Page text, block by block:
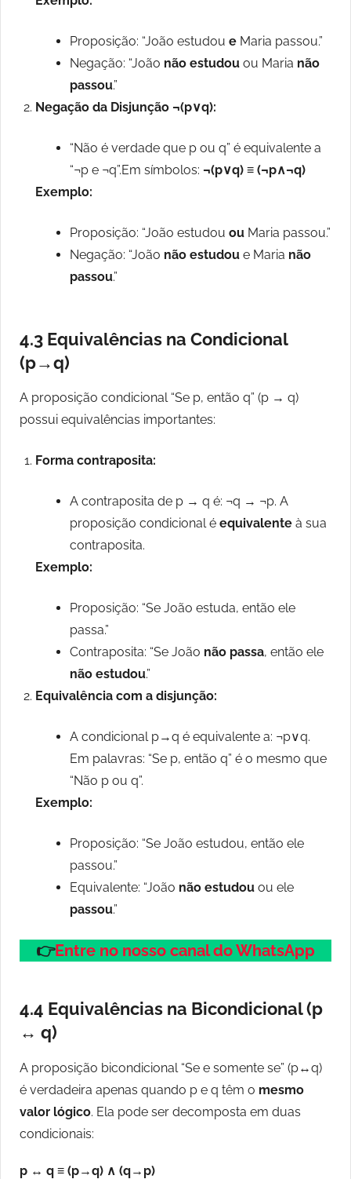
Proposição: “João estudou e Maria passou.”
Negação: “João não estudou ou Maria não
passou.”
Negação da Disjunção ¬(p∨q):
“Não é verdade que p ou q” é equivalente a
“¬p e ¬q”.Em símbolos: ¬(p∨q) ≡ (¬p∧¬q)
Exemplo:
Proposição: “João estudou ou Maria passou.”
Negação: “João não estudou e Maria não
passou.”
4.3 Equivalências na Condicional
(p→q)
A proposição condicional “Se p, então q” (p → q)
possui equivalências importantes:
Forma contraposita:
A contraposita de p → q é: ¬q → ¬p. A
proposição condicional é equivalente à sua
contraposita.
Exemplo:
Proposição: “Se João estuda, então ele
passa.”
Contraposita: “Se João não passa, então ele
não estudou.”
Equivalência com a disjunção:
A condicional p→q é equivalente a: ¬p∨q.
Em palavras: “Se p, então q” é o mesmo que
“Não p ou q”.
Exemplo:
Proposição: “Se João estudou, então ele
passou.”
Equivalente: “João não estudou ou ele
passou.”
👉Entre no nosso canal do WhatsApp
4.4 Equivalências na Bicondicional (p
↔ q)
A proposição bicondicional “Se e somente se” (p↔q)
é verdadeira apenas quando p e q têm o mesmo
valor lógico. Ela pode ser decomposta em duas
condicionais:
p ↔ q ≡ (p→q) ∧ (q→p)